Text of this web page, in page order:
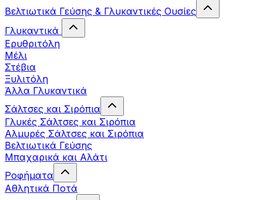
Βελτιωτικά Γεύσης & Γλυκαντικές Ουσίες
Γλυκαντικά
Ερυθριτόλη
Μέλι
Στέβια
Ξυλιτόλη
Άλλα Γλυκαντικά
Σάλτσες και Σιρόπια
Γλυκές Σάλτσες και Σιρόπια
Αλμυρές Σάλτσες και Σιρόπια
Bελτιωτικά Γεύσης
Μπαχαρικά και Αλάτι
Ροφήματα
Αθλητικά Ποτά